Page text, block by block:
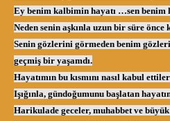
Ey benim kalbimin hayatı …sen benim
Neden senin aşkınla uzun bir süre önce
Senin gözlerini görmeden benim
geçmiş bir yaşamdı.
Hayatımın bu kısmını nasıl kabul
Işığınla, gündoğumunu başlatan
Harikulade geceler, muhabbet ve